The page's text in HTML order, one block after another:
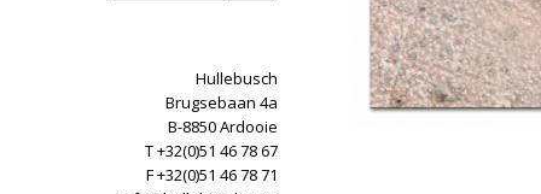
Hullebusch
Brugsebaan 4a
B-8850 Ardooie
T +32(0)51 46 78 67
F +32(0)51 46 78 71